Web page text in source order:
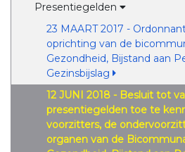
Presentiegelden
23 MAART 2017 -
oprichting van de
Gezondheid, Bijstand aan
Gezinsbijslag
12 JUNI 2018 - Besluit tot
presentiegelden toe te
voorzitters, de
organen van de